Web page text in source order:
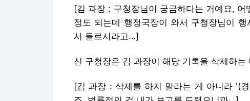
[김 과장 : 구청장님이 궁금하다는 거예요,
정도 되는데 행정국장이 와서 구청장님이
서 들르시라고…]
신 구청장은 김 과장이 해당 기록을 삭제하
[김 과장 : 삭제를 하지 말라는 게 아니라 '(